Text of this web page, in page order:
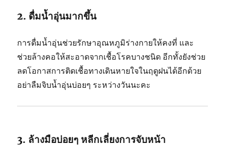
2. ดื่มน้ำอุ่นมากขึ้น
การดื่มน้ำอุ่นช่วยรักษาอุณหภูมิร่างกายให้คงที่ และ
ช่วยล้างคอให้สะอาดจากเชื้อโรคบางชนิด อีกทั้งยังช่วย
ลดโอกาสการติดเชื้อทางเดินหายใจในฤดูฝนได้อีกด้วย
อย่าลืมจิบน้ำอุ่นบ่อยๆ ระหว่างวันนะคะ
3. ล้างมือบ่อยๆ หลีกเลี่ยงการจับหน้า